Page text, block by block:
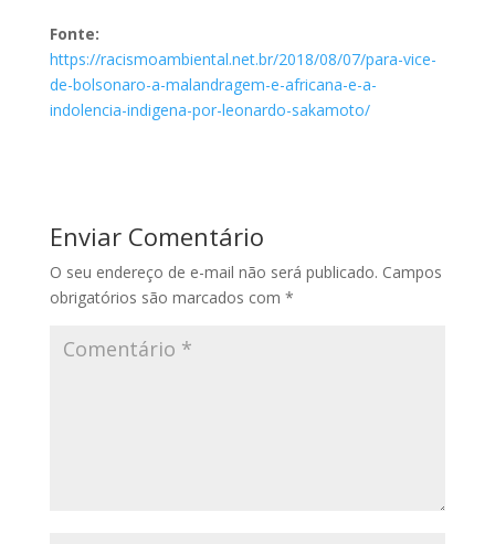
Fonte:
https://racismoambiental.net.br/2018/08/07/para-vice-
de-bolsonaro-a-malandragem-e-africana-e-a-
indolencia-indigena-por-leonardo-sakamoto/
Enviar Comentário
O seu endereço de e-mail não será publicado. Campos
obrigatórios são marcados com *